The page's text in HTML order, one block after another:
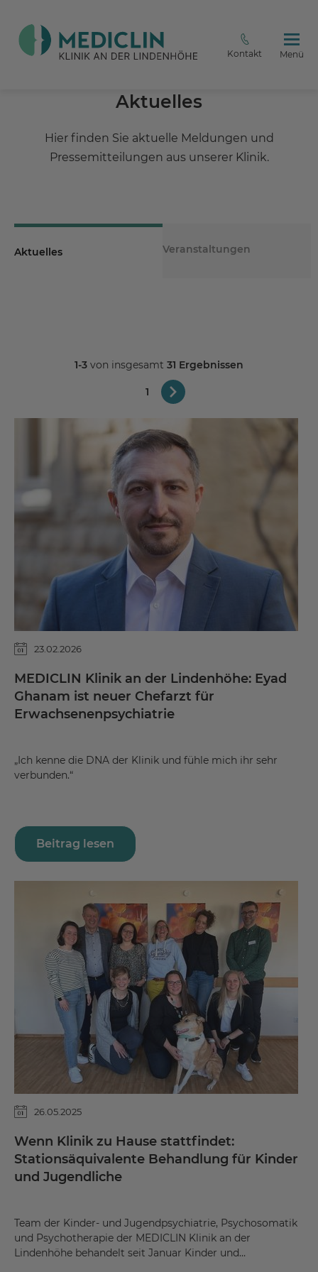
Kontakt Menü
Aktuelles
Hier finden Sie aktuelle Meldungen und
Pressemitteilungen aus unserer Klinik.
Aktuelles Veranstaltungen
1
1-3 von insgesamt 31 Ergebnissen
23.02.2026
MEDICLIN Klinik an der Lindenhöhe: Eyad
Ghanam ist neuer Chefarzt für
Erwachsenenpsychiatrie
„Ich kenne die DNA der Klinik und fühle mich ihr sehr
verbunden.“
Beitrag lesen
26.05.2025
Wenn Klinik zu Hause stattfindet:
Stationsäquivalente Behandlung für Kinder
und Jugendliche
Team der Kinder- und Jugendpsychiatrie, Psychosomatik
und Psychotherapie der MEDICLIN Klinik an der
Lindenhöhe behandelt seit Januar Kinder und…